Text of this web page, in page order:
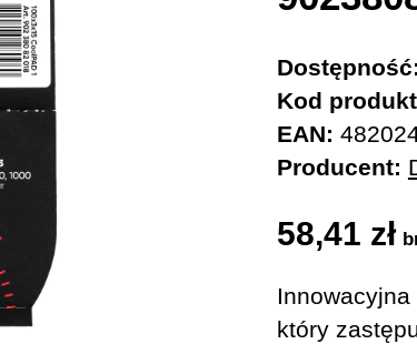
Dostępność:
Kod
EAN:
Producent:
58,41 zł
który